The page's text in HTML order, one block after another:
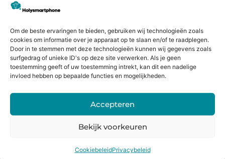
Om de beste ervaringen te bieden, gebruiken wij technologieën zoals
cookies om informatie over je apparaat op te slaan en/of te raadplegen.
Door in te stemmen met deze technologieën kunnen wij gegevens zoals
surfgedrag of unieke ID's op deze site verwerken. Als je geen
toestemming geeft of uw toestemming intrekt, kan dit een nadelige
invloed hebben op bepaalde functies en mogelijkheden.
Accepteren
Bekijk voorkeuren
CookiebeleidPrivacybeleid
Refurbished
Titanium 46mm
Cellular Natural
Refurbished
Pro Max